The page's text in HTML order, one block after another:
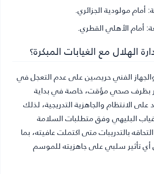
أمام مولودية الجزائري.
أمام الأهلي القطري.
الهلال مع الغيابات المبكرة؟
والجهاز الفني حريصين على عدم التعجل في
بظرف صحي مؤقت، خاصة في بداية
على الانتظام والجاهزية التدريجية، لذلك
البليهي وفق متطلبات السلامة
بالتدريبات متى اكتملت عافيته، بما
تأثير سلبي على جاهزيته للموسم